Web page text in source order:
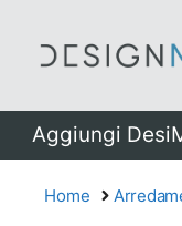
Aggiungi
Home